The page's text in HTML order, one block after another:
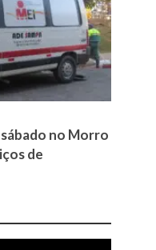
no Morro
de